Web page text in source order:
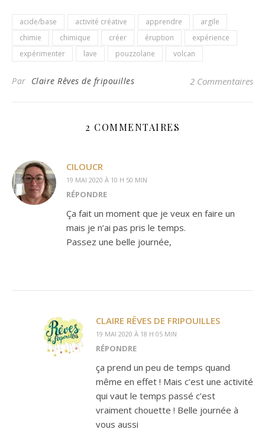
acide/base activité créative apprendre
argile
chimie
chimique créer éruption
expérience
expérimenter
lave pouzzolane volcan
Par Claire Rêves de fripouilles 2 Commentaires
2 COMMENTAIRES
CILOUCR
19 MAI 2020 À 10 H 50 MIN
RÉPONDRE
Ça fait un moment que je veux en faire un
mais je n’ai pas pris le temps.
Passez une belle journée,
CLAIRE RÊVES DE FRIPOUILLES
19 MAI 2020 À 18 H 05 MIN
RÉPONDRE
ça prend un peu de temps quand
même en effet ! Mais c’est une activité
qui vaut le temps passé c’est
vraiment chouette ! Belle journée à
vous aussi